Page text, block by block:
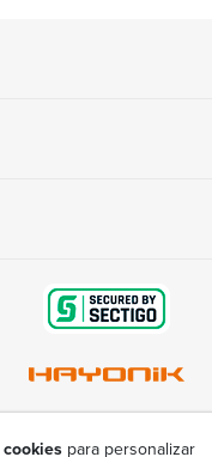
(43) 3377-9800
cookies para personalizar